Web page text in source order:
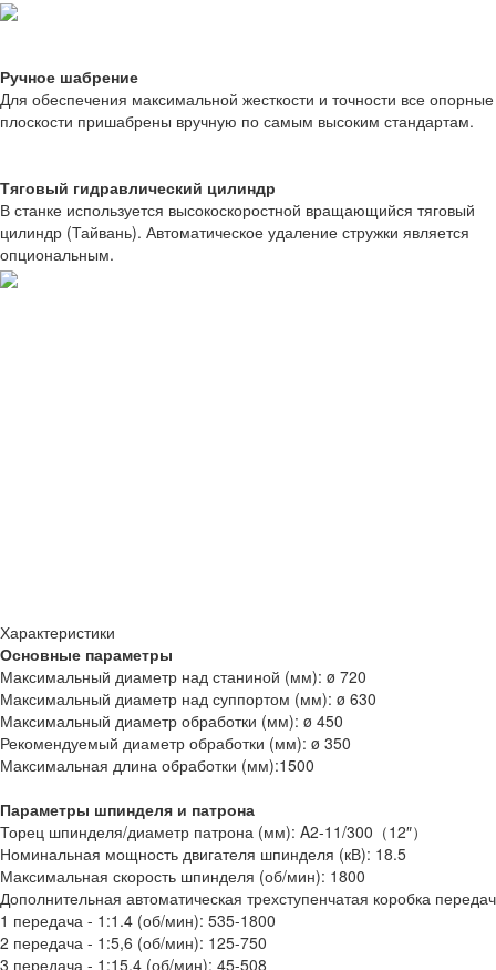
Ручное шабрение
Для обеспечения максимальной жесткости и точности все опорные
плоскости пришабрены вручную по самым высоким стандартам.
Тяговый гидравлический цилиндр
В станке используется высокоскоростной вращающийся тяговый
цилиндр (Тайвань). Автоматическое удаление стружки является
опциональным.
Характеристики
Основные параметры
Максимальный диаметр над станиной (мм): ø 720
Максимальный диаметр над суппортом (мм): ø 630
Максимальный диаметр обработки (мм): ø 450
Рекомендуемый диаметр обработки (мм): ø 350
Максимальная длина обработки (мм):1500
Параметры шпинделя и патрона
Торец шпинделя/диаметр патрона (мм): A2-11/300（12″）
Номинальная мощность двигателя шпинделя (кВ): 18.5
Максимальная скорость шпинделя (об/мин): 1800
Дополнительная автоматическая трехступенчатая коробка передач
1 передача - 1:1.4 (об/мин): 535-1800
2 передача - 1:5,6 (об/мин): 125-750
3 передача - 1:15,4 (об/мин): 45-508